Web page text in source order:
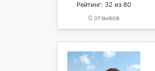
Рейтинг: 32 из 80
0 отзывов